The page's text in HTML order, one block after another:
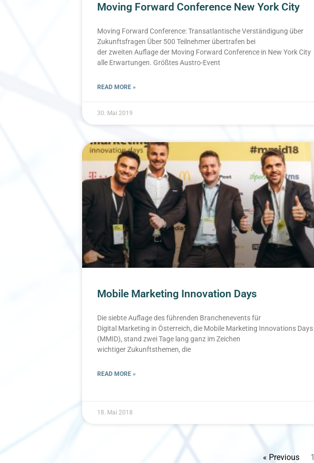
Moving Forward Conference New York City
Moving Forward Conference: Transatlantische Verständigung über
Zukunftsfragen Über 500 Teilnehmer übertrafen bei
der zweiten Auflage der Moving Forward Conference in New York City
alle Erwartungen. Größtes Austro-Event
READ MORE »
30. Mai 2019
Mobile Marketing Innovation Days
Die siebte Auflage des führenden Branchenevents für
Digital Marketing in Österreich, die Mobile Marketing Innovations Days
(MMID), stand zwei Tage lang ganz im Zeichen
wichtiger Zukunftsthemen, die
READ MORE »
18. Mai 2018
« Previous 1